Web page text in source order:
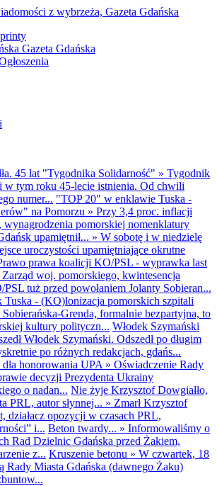
Gazeta Gdańska
45 lat "Tygodnika Solidarność" » Tygodnik
w tym roku 45-lecie istnienia. Od chwili
numer... "TOP 20" w enklawie Tuska -
na Pomorzu » Przy 3,4 proc. inflacji
pomorskiej nomenklatury
upamiętnił... » W sobotę i w niedzielę
uroczystości upamiętniające okrutne
prawa koalicji KO/PSL - wyprawka last
Zarząd woj. pomorskiego, kwintesencja
tuż przed powołaniem Jolanty Sobieran...
- (KO)lonizacja pomorskich szpitali
Grenda, formalnie bezpartyjna, to
kultury polityczn... Włodek Szymański
Włodek Szymański. Odszedł po długim
po różnych redakcjach, gdańs...
honorowania UPA » Oświadczenie Rady
decyzji Prezydenta Ukrainy
o nadan... Nie żyje Krzysztof Dowgiałło,
PRL, autor słynnej... » Zmarł Krzysztof
działacz opozycji w czasach PRL,
i... Beton twardy... » Informowaliśmy o
Rad Dzielnic Gdańska przed Żakiem,
z... Kruszenie betonu » W czwartek, 18
Rady Miasta Gdańska (dawnego Żaku)